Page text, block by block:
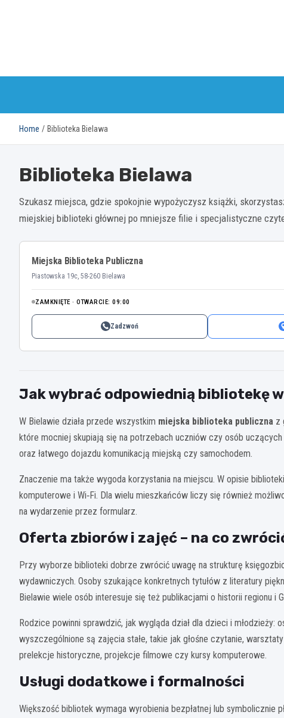
Home Biblioteka Bielawa
Biblioteka Bielawa
Szukasz miejsca, gdzie spokojnie wypożyczysz książki,
miejskiej biblioteki głównej po mniejsze filie i specjalistyczne
Miejska Biblioteka Publiczna
Piastowska 19c, 58-260 Bielawa
ZAMKNIĘTE · OTWARCIE: 09:00
Zadzwoń
Jak wybrać odpowiednią bibliotekę
W Bielawie działa przede wszystkim miejska biblioteka publiczna z
które mocniej skupiają się na potrzebach uczniów czy osób
oraz łatwego dojazdu komunikacją miejską czy samochodem.
Znaczenie ma także wygoda korzystania na miejscu. W opisie
komputerowe i Wi‑Fi. Dla wielu mieszkańców liczy się również
na wydarzenie przez formularz.
Oferta zbiorów i zajęć – na co
Przy wyborze biblioteki dobrze zwrócić uwagę na strukturę
wydawniczych. Osoby szukające konkretnych tytułów z literatury
Bielawie wiele osób interesuje się też publikacjami o historii regionu i
Rodzice powinni sprawdzić, jak wygląda dział dla dzieci i
wyszczególnione są zajęcia stałe, takie jak głośne czytanie,
prelekcje historyczne, projekcje filmowe czy kursy komputerowe.
Usługi dodatkowe i formalności
Większość bibliotek wymaga wyrobienia bezpłatnej lub symbolicznie